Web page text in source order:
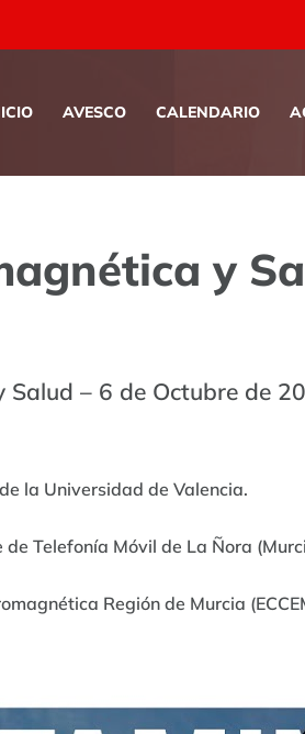
AVESCO CALENDARIO
y
– 6 de Octubre de
la Universidad de Valencia.
Telefonía Móvil de La Ñora
Región de Murcia